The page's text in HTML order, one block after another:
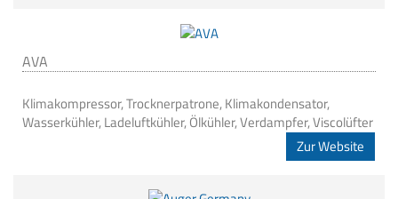
AVA
Klimakompressor, Trocknerpatrone, Klimakondensator,
Wasserkühler, Ladeluftkühler, Ölkühler, Verdampfer, Viscolüfter
Zur Website